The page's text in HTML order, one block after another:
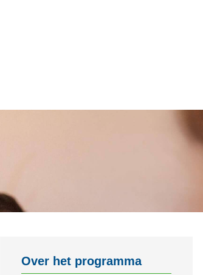
Over het programma